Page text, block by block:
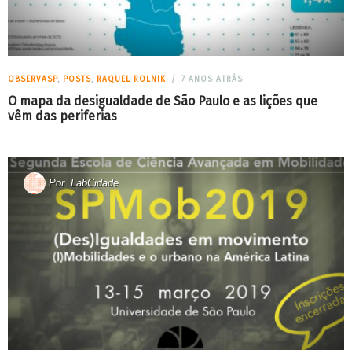
OBSERVASP, POSTS, RAQUEL ROLNIK 7 ANOS ATRÁS
O mapa da desigualdade de São Paulo e as lições que
vêm das periferias
Por LabCidade